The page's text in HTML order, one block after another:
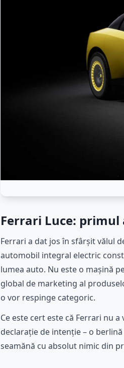
Ferrari Luce:
Ferrari a dat jos în sfârșit vălul
automobil integral electric
lumea auto. Nu este o mașină
global de marketing al
o vor respinge categoric.
Ce este cert este că Ferrari nu
declarație de intenție – o
seamănă cu absolut nimic din